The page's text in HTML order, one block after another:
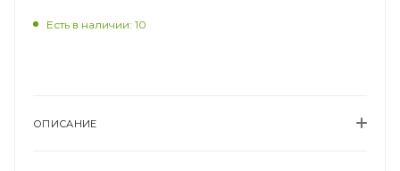
Есть в наличии: 10
ОПИСАНИЕ